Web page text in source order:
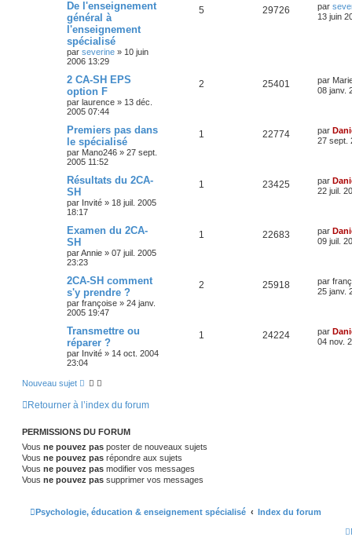
De l'enseignement
général à
l'enseignement
spécialisé
par severine » 10 juin
2006 13:29
5 29726 par
13 juin
2 CA-SH EPS
option F
par laurence » 13 déc.
2005 07:44
2 25401 par
08 janv.
Premiers pas dans
le spécialisé
par Mano246 » 27 sept.
2005 11:52
1 22774 par
27 sept.
Résultats du 2CA-
SH
par Invité » 18 juil. 2005
18:17
1 23425 par
22 juil.
Examen du 2CA-
SH
parAnnie » 07 juil. 2005
23:23
1 22683 par
09 juil.
2CA-SH comment
s'y prendre ?
par françoise » 24 janv.
2005 19:47
2 25918 par
25 janv.
Transmettre ou
réparer ?
par Invité » 14 oct. 2004
23:04
1 24224 par
04 nov.
Nouveau sujet
Retourner à l’index du forum
PERMISSIONS DU FORUM
Vous ne pouvez pas poster de nouveaux sujets
Vous ne pouvez pas répondre aux sujets
Vous ne pouvez pas modifier vos messages
Vous ne pouvez pas supprimer vos messages
Psychologie, éducation & enseignement spécialisé Index du forum